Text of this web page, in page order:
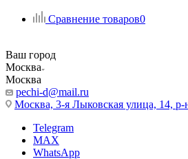
Сравнение товаров0
Ваш город
Москва
Москва
pechi-d@mail.ru
Москва, 3-я Лыковская улица, 14,
Telegram
MAX
WhatsApp